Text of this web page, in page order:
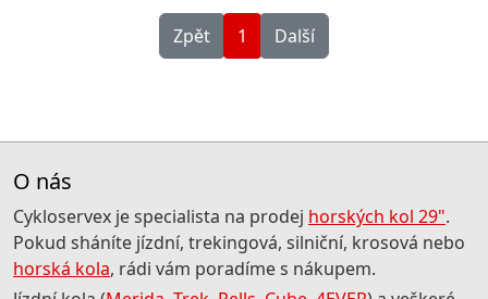
Zpět 1 Další
O nás
Cykloservex je specialista na prodej horských kol 29".
Pokud sháníte jízdní, trekingová, silniční, krosová nebo
horská kola, rádi vám poradíme s nákupem.